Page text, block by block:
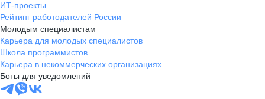
ИТ-проекты
Рейтинг работодателей России
Молодым специалистам
Карьера для молодых специалистов
Школа программистов
Карьера в некоммерческих организациях
Боты для уведомлений